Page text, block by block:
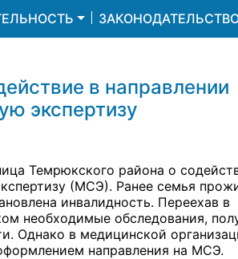
в направлении
экспертизу
Темрюкского района о
(МСЭ). Ранее семья
инвалидность. Переехав в
необходимые обследования,
Однако в медицинской
направления на МСЭ.